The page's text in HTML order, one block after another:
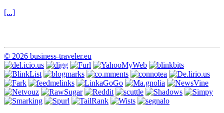
[...]
© 2026 business-traveler.eu